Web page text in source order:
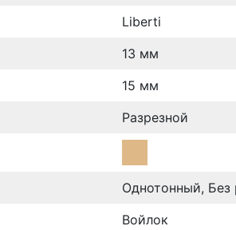
Liberti
13 мм
15 мм
Разрезной
Однотонный, Без
Войлок